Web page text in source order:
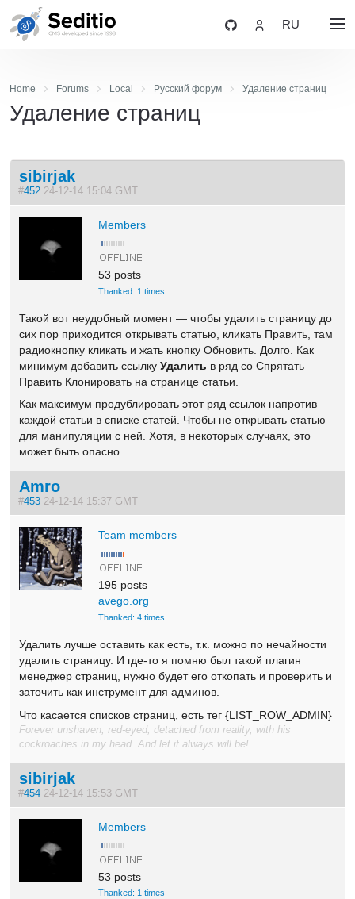
RU
Home Forums Local Русский форум Удаление страниц
Удаление страниц
sibirjak
#452 24-12-14 15:04 GMT
Members
53 posts
Thanked: 1 times
Такой вот неудобный момент — чтобы удалить страницу до
сих пор приходится открывать статью, кликать Править, там
радиокнопку кликать и жать кнопку Обновить. Долго. Как
минимум добавить ссылкуУдалить в ряд со Спрятать
Править Клонировать на странице статьи.
Как максимум продублировать этот ряд ссылок напротив
каждой статьи в списке статей. Чтобы не открывать статью
для манипуляции с ней. Хотя, в некоторых случаях, это
может быть опасно.
Amro
#453 24-12-14 15:37 GMT
Team members
195 posts
avego.org
Thanked: 4 times
Удалить лучше оставить как есть, т.к. можно по нечайности
удалить страницу. И где-то я помню был такой плагин
менеджер страниц, нужно будет его откопать и проверить и
заточить как инструмент для админов.
Что касается списков страниц, есть тег {LIST_ROW_ADMIN}
Forever unshaven, red-eyed, detached from reality, with his
cockroaches in my head. And let it always will be!
sibirjak
#454 24-12-14 15:53 GMT
Members
53 posts
Thanked: 1 times